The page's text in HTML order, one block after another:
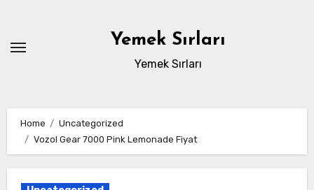
content
Yemek Sırları
Yemek Sırları
Home
Uncategorized
Vozol Gear 7000 Pink Lemonade Fiyat